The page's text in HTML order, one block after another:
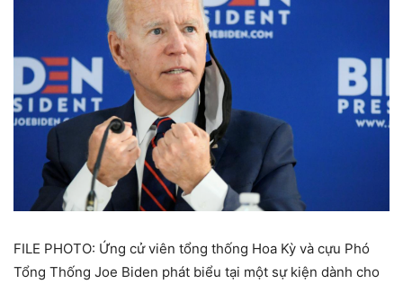
FILE PHOTO: Ứng cử viên tổng thống Hoa Kỳ và cựu Phó
Tổng Thống Joe Biden phát biểu tại một sự kiện dành cho